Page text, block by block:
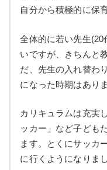
自分から積極的に保
全体的に若い先生(20
いですが、きちんと
だ、先生の入れ替わ
になった時期はあり
カリキュラムは充実
ッカー」など子ども
ます。とくにサッカ
に行くようになりまし